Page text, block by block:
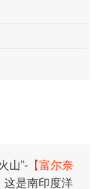
山”- 【富尔奈
这是南印度洋